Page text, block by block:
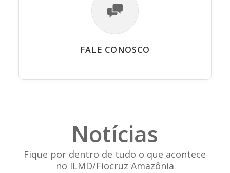
FALE CONOSCO
Notícias
Fique por dentro de tudo o que acontece
no ILMD/Fiocruz Amazônia